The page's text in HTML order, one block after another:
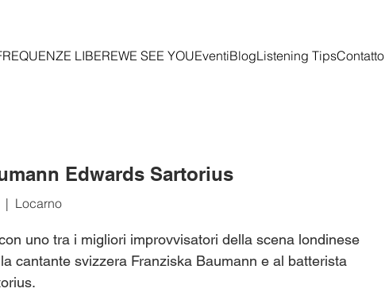
LIBEREWE SEE YOUEventiBlogListening TipsContatto
Edwards Sartorius
|
Locarno
uno tra i migliori improvvisatori della scena londinese
cantante svizzera Franziska Baumann e al batterista